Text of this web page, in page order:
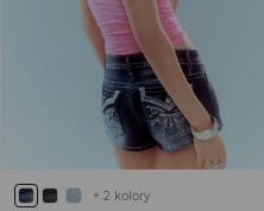
+ 2 kolory